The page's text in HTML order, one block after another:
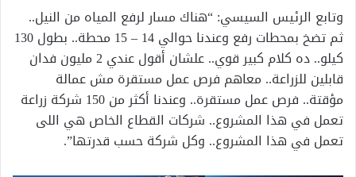
وتابع الرئيس السيسي: “هناك مسار لرفع المياه من النيل..
ثم تضخ بمحطات رفع وعندنا حوالي 14 – 15 محطة.. بطول 130
كيلو.. ده كلام كبير قوي.. علشان أقول عندي 2 مليون فدان
قابلين للزراعة.. معاهم فرص عمل مستقرة مش عمالة
مؤقتة.. فرص عمل مستقرة.. وعندنا أكثر من 150 شركة زراعة
تعمل في هذا المشروع.. شركات القطاع الخاص هي اللى
تعمل في هذا المشروع.. وكل شركة حسب قدرتها”.